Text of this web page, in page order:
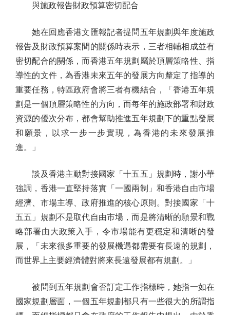
與施政報告財政預算密切配合
她在回應香港文匯報記者提問五年規劃與年度施政
報告及財政預算案間的關係時表示，三者相輔相成並有
密切配合的關係，而香港五年規劃屬於頂層策略性、指
導性的文件，為香港未來五年的發展方向釐定了指導的
重要任務，特區政府會將三者有機結合，「香港五年規
劃是一個頂層策略性的方向，而每年的施政部署和財政
資源的優次分布，都會幫助推進五年規劃下的重點發展
和願景，以求一步一步實現，為香港的未來發展推
進。」
談及香港主動對接國家「十五五」規劃時，謝小華
強調，香港一直堅持落實「一國兩制」和香港自由市場
經濟、市場主導、政府推進的核心原則。對接國家「十
五五」規劃不是取代自由市場，而是將清晰的願景和戰
略部署由大政策入手，令市場能有更穩定和清晰的發
展，「未來很多重要的發展機遇都需要有長遠的規劃，
而世界上主要經濟體對將來長遠發展都有規劃。」
被問到五年規劃會否訂定工作指標時，她指一如在
國家規劃層面，一個五年規劃都只有一些很大的所謂指